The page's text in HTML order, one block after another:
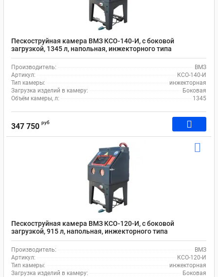
Пескоструйная камера ВМЗ КСО-140-И, с боковой
загрузкой, 1345 л, напольная, инжекторного типа
Производитель:
ВМЗ
Артикул:
КСО-140-И
Тип камеры:
инжекторная
Загрузка изделий в камеру:
Боковая
Объём камеры, л:
1345
347 750 руб
Пескоструйная камера ВМЗ КСО-120-И, с боковой
загрузкой, 915 л, напольная, инжекторного типа
Производитель:
ВМЗ
Артикул:
КСО-120-И
Тип камеры:
инжекторная
Загрузка изделий в камеру:
Боковая